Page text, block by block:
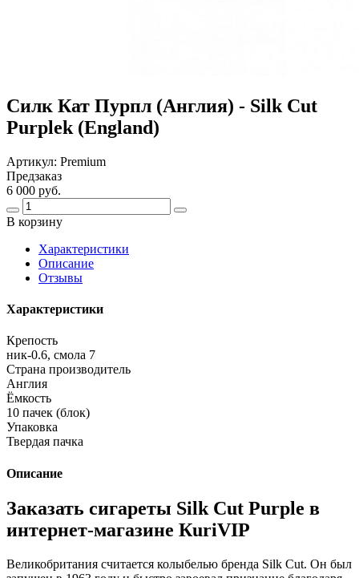
Силк Кат Пурпл (Англия) - Silk Cut
Purplek (England)
Артикул: Premium
Предзаказ
6 000 руб.
В корзину
Харaктеристики
Описание
Отзывы
Характеристики
Крепость
ник-0.6, смола 7
Страна производитель
Англия
Ёмкость
10 пачек (блок)
Упаковка
Твердая пачка
Описание
Заказать сигареты Silk Cut Purple в
интернет-магазине КuriVIP
Великобритания считается колыбелью бренда Silk Cut. Он был